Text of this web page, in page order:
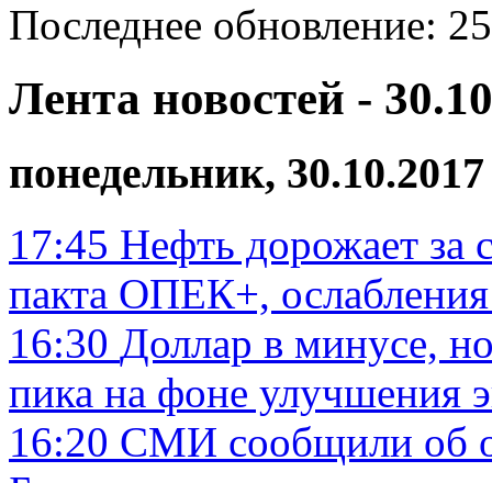
Последнее обновление:
Лента новостей -
понедельник, 30.10.2017
17:45 Нефть дорожает за
пакта ОПЕК+,
16:30 Доллар в минусе,
пика на фоне улучшения
16:20 СМИ сообщили об